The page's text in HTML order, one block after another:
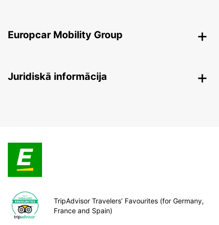
Europcar Mobility Group
Juridiskā informācija
TripAdvisor Travelers’ Favourites (for Germany,
France and Spain)